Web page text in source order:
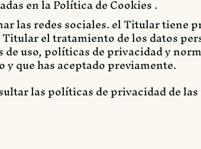
en la Política de Cookies .
las redes sociales. el Titular tiene
el tratamiento de los datos
uso, políticas de privacidad y
y que has aceptado previamente.
las políticas de privacidad de